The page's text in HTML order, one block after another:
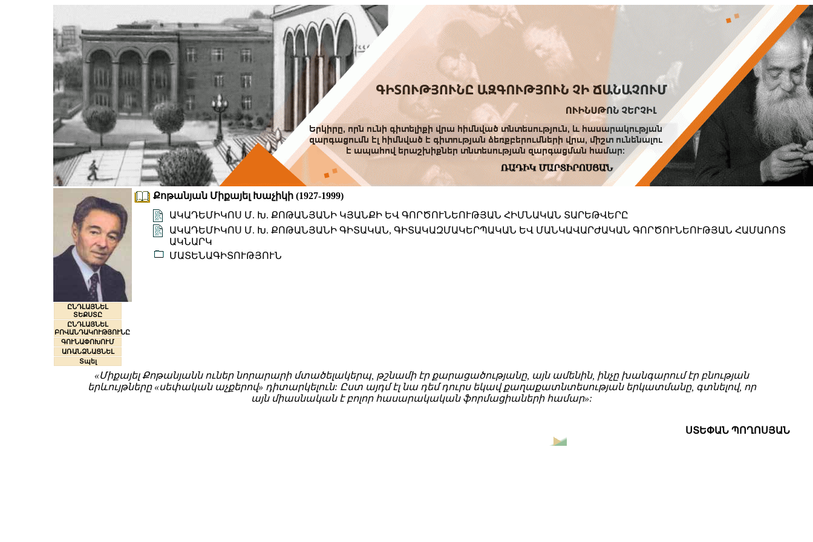
Տուն Օգնություն ՆԱԽԱՊԱՏՎՈՒԹՅՈՒՆՆԵՐ
ԸՆԴԼԱՅՆԵԼ
ՏԵՔՍՏԸ
ԸՆԴԼԱՅՆԵԼ
ԲՈՎԱՆԴԱԿՈՒԹՅՈՒՆԸ
ԳՈՒՆԱՓՈԽՈՒՄ
ԱՌԱՆՁՆԱՑՆԵԼ
Տպել
Քոթանյան Միքայել Խաչիկի (1927-1999)
ԱԿԱԴԵՄԻԿՈՍ Մ. Խ. ՔՈԹԱՆՅԱՆԻ ԿՅԱՆՔԻ ԵՎ ԳՈՐԾՈՒՆԵՈՒԹՅԱՆ ՀԻՄՆԱԿԱՆ ՏԱՐԵԹՎԵՐԸ
ԱԿԱԴԵՄԻԿՈՍ Մ. Խ. ՔՈԹԱՆՅԱՆԻ ԳԻՏԱԿԱՆ, ԳԻՏԱԿԱԶՄԱԿԵՐՊԱԿԱՆ ԵՎ ՄԱՆԿԱՎԱՐԺԱԿԱՆ ԳՈՐԾՈՒՆԵՈՒԹՅԱՆ ՀԱՄԱՌՈՏ
ԱԿՆԱՐԿ
ՄԱՏԵՆԱԳԻՏՈՒԹՅՈՒՆ
«Միքայել Քոթանյանն ուներ նորարարի մտածելակերպ, թշնամի էր քարացածությանը, այն ամենին, ինչը խանգարում էր բնության
երևույթները «սեփական աչքերով» դիտարկելուն: Ըստ այդմ էլ նա դեմ դուրս եկավ քաղաքատնտեսության երկատմանը, գտնելով, որ
այն միասնական է բոլոր հասարակական ֆորմացիաների համար»:
ՍՏԵՓԱՆ ՊՈՂՈՍՅԱՆ